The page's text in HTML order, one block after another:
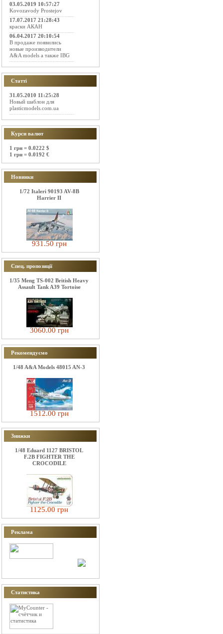
03.05.2019 10:57:27
Kovozavody Prostejov
17.07.2017 21:28:43
краски АКАН
06.04.2017 20:10:54
В продаже появились
новые производители
A&A models а также IBG
Статті
31.05.2010 11:25:28
Новый шаблон для
plasticmodels.com.ua
Курси валют
1 грн = 0.0222 $
1 грн = 0.0192 €
Новинки
1/72 Italeri 90193 AV-8B
Harrier II
931.50 грн
Спец. пропозиції
1/35 Meng TS-002 British Heavy
Assault Tank A39 Tortoise
3060.00 грн
Рекомендуємо
1/48 A&A Models 48015 AN-3
1512.00 грн
Знижки
1/48 Eduard 1127 BRISTOL
F.2B FIGHTER THE
CROCODILE
1125.00 грн
Реклама
Статистика